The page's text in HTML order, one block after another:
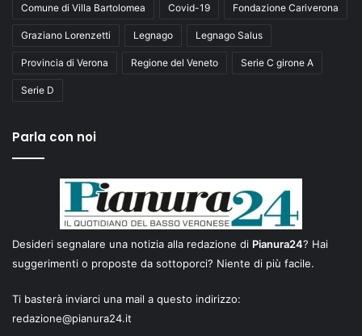
Comune di Villa Bartolomea Covid-19 Fondazione Cariverona
Graziano Lorenzetti Legnago Legnago Salus
Provincia di Verona Regione del Veneto Serie C girone A
Serie D
Parla con noi
Desideri segnalare una notizia alla redazione di Pianura24? Hai
suggerimenti o proposte da sottoporci? Niente di più facile.
Ti basterà inviarci una mail a questo indirizzo:
redazione@pianura24.it